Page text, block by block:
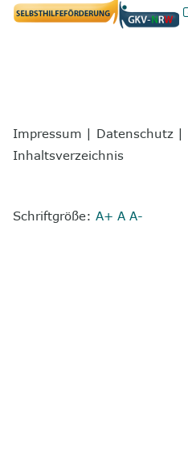
Impressum | Datenschutz |
Inhaltsverzeichnis
Schriftgröße: A+ A A-